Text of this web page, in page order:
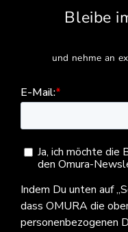
Bleibe
und nehme an